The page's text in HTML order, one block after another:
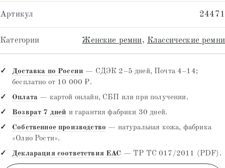
Артикул 24471
Категории Женские ремни, Классические ремни
Доставка по России — СДЭК 2–5 дней, Почта 4–14;
бесплатно от 10 000 ₽.
Оплата — картой онлайн, СБП или при получении.
Возврат 7 дней и гарантия фабрики 30 дней.
Собственное производство — натуральная кожа, фабрика
«Олио Рости».
Декларация соответствия EAC — ТР ТС 017/2011 (PDF).